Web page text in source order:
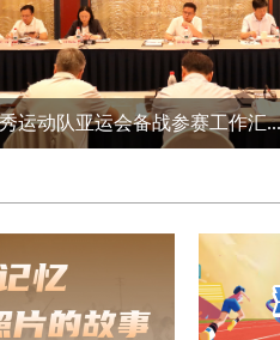
管理中心调研训练备战工作